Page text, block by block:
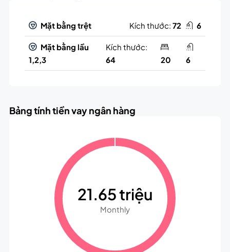
Mặt bằng trệt Kích thước:72 6
Mặt bằng lầu
1,2,3
Kích thước:
64
20 6
Bảng tính tiền vay ngân hàng
21.65 triệu
Monthly